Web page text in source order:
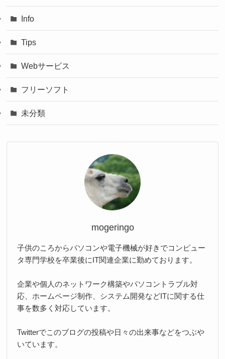
Info
Tips
Webサービス
フリーソフト
未分類
mogeringo
子供のころからパソコンや電子機械が好きでコンピュー
タ専門学校を卒業後にIT関連企業に勤めております。
企業や個人のネットワーク構築やパソコントラブル対
応、ホームページ制作、システム開発などITに関する仕
事を数多く対応しています。
Twitterでこのブログの投稿や日々の出来事などをつぶや
いています。